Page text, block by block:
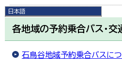
日本語
English
繁體中文
各地域の予約乗合バス・交
石鳥谷地域予約乗合バスに